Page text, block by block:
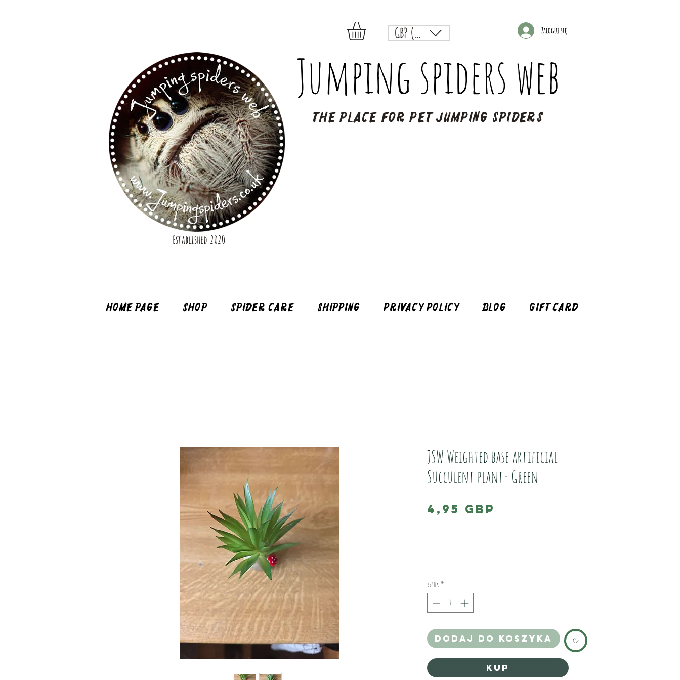
GBP (£) Zaloguj się
Jumping spiders web
The place for pet jumping spiders
Established 2020
Home page Shop Spider Care Shipping Privacy Policy Blog Gift Card
JSW Weighted base artificial
Succulent plant- Green
4,95 GBP
These are hand made by us, and exclusive to JSW
Sztuk *
Dodaj do koszyka
Kup